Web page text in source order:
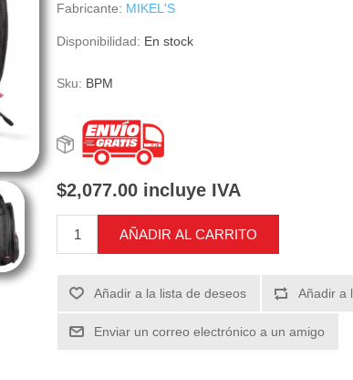
Fabricante: MIKEL'S
Disponibilidad: En stock
Sku: BPM
$2,077.00 incluye IVA
AÑADIR AL CARRITO
Añadir a la lista de deseos Añadir a
Enviar un correo electrónico a un amigo